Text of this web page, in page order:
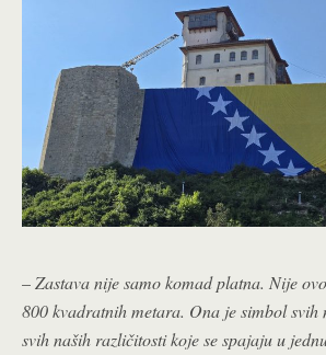
–Zastava nije samo komad platna. Nije
800 kvadratnih metara. Ona je simbol svih
svih naših različitosti koje se spajaju u